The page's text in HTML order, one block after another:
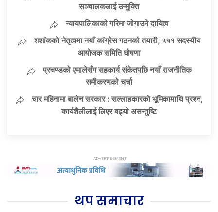
सञ्चालकलाई उन्मुक्ति
न्यायपालिकाको गरिमा जोगाउने दायित्व
शशांकको नेतृत्वमा नयाँ कांग्रेस गठनको तयारी, ५५१ सदस्यीय
आयोजक समिति घोषणा
प्रचण्डको एमालेसँग सहकार्य संकेतपछि नयाँ राजनीतिक
समीकरणको चर्चा
चार महिनामा बालेन सरकार : सल्लाहकारको भूमिकामाथि प्रश्न,
कार्यशैलीलाई लिएर बढ्यो असन्तुष्टि
थप समाचार